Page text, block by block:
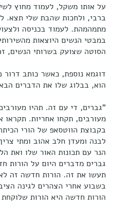
על אותו משקל, לעמוד מחוץ
ברבי, ולחכות שהבת שלי תצא.
מתמהמהת. לעמוד בכניסה
במבטי הנשים היוצאות
הסוטה שצועק בשרותי הנשים,
דוגמא נוספת, כאשר כותב דרור
הוא, בבלוג שלו את הדברים
"גברים, די עם זה. תהיו
מעורבים, תקחו אחריות. תקראו
בקבוצת הווטסאפ של הורי
לבנה ומעדן חלב אהוב ומתי
הנר עם תכונות האור שלו ואת
גברים מדברים היום על הורות
תעשו את זה. הורות חדשה זה
בשבוע אחרי הצהרים לגינה
הורות חדשה היא הורות